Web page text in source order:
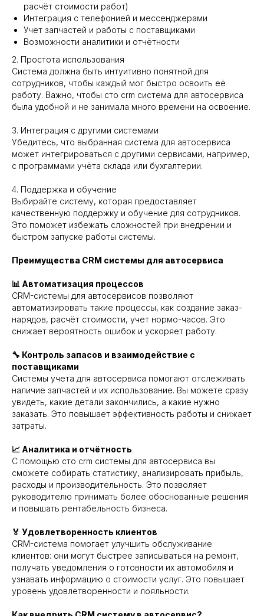
расчёт стоимости работ)
Интеграция с телефонией и мессенджерами
Учет запчастей и работы с поставщиками
Возможности аналитики и отчётности
2. Простота использования
Система должна быть интуитивно понятной для
сотрудников, чтобы каждый мог быстро освоить её
работу. Важно, чтобы сто crm система для автосервиса
была удобной и не занимала много времени на освоение.
3. Интеграция с другими системами
Убедитесь, что выбранная система для автосервиса
может интегрироваться с другими сервисами, например,
с программами учёта склада или бухгалтерии.
4. Поддержка и обучение
Выбирайте систему, которая предоставляет
качественную поддержку и обучение для сотрудников.
Это поможет избежать сложностей при внедрении и
быстром запуске работы системы.
Преимущества CRM системы для автосервиса
📊 Автоматизация процессов
CRM-системы для автосервисов позволяют
автоматизировать такие процессы, как создание заказ-
нарядов, расчёт стоимости, учет нормо-часов. Это
снижает вероятность ошибок и ускоряет работу.
🔧 Контроль запасов и взаимодействие с
поставщиками
Системы учета для автосервиса помогают отслеживать
наличие запчастей и их использование. Вы можете сразу
увидеть, какие детали закончились, а какие нужно
заказать. Это повышает эффективность работы и снижает
затраты.
📈 Аналитика и отчётность
С помощью сто crm системы для автосервиса вы
сможете собирать статистику, анализировать прибыль,
расходы и производительность. Это позволяет
руководителю принимать более обоснованные решения
и повышать рентабельность бизнеса.
🏅 Удовлетворенность клиентов
CRM-система помогает улучшить обслуживание
клиентов: они могут быстрее записываться на ремонт,
получать уведомления о готовности их автомобиля и
узнавать информацию о стоимости услуг. Это повышает
уровень удовлетворенности и лояльности.